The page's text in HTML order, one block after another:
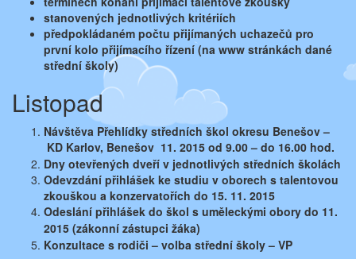
stanovených jednotlivých kritériích
předpokládaném počtu přijímaných uchazečů pro
první kolo přijímacího řízení (na www stránkách dané
střední školy)
Listopad
Návštěva Přehlídky středních škol okresu Benešov –
KD Karlov, Benešov 11. 2015 od 9.00 – do 16.00 hod.
Dny otevřených dveří v jednotlivých středních školách
Odevzdání přihlášek ke studiu v oborech s talentovou
zkouškou a konzervatořích do 15. 11. 2015
Odeslání přihlášek do škol s uměleckými obory do 11.
2015 (zákonní zástupci žáka)
Konzultace s rodiči – volba střední školy – VP